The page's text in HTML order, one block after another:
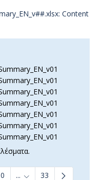
Content
... 33